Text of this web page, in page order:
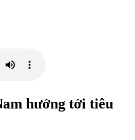
hướng tới tiêu